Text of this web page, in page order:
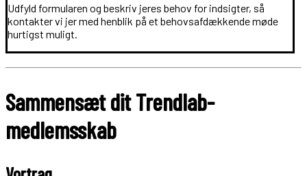
Udfyld formularen og beskriv jeres behov for indsigter, så
kontakter vi jer med henblik på et behovsafdækkende møde
hurtigst muligt.
Sammensæt dit Trendlab-
medlemsskab